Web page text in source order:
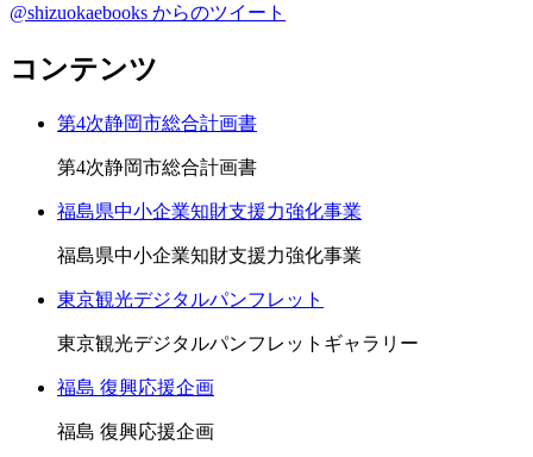
@shizuokaebooks からのツイート
コンテンツ
第4次静岡市総合計画書
第4次静岡市総合計画書
福島県中小企業知財支援力強化事業
福島県中小企業知財支援力強化事業
東京観光デジタルパンフレット
東京観光デジタルパンフレットギャラリー
福島 復興応援企画
福島 復興応援企画